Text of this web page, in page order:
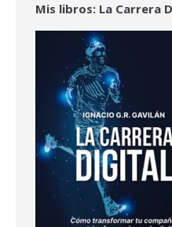
Mis libros: La Carrera